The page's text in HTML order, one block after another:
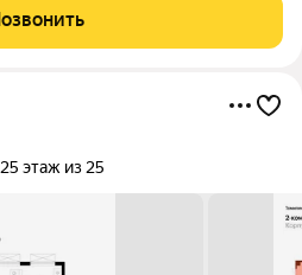
делают эту квартиру
25 этаж из 25